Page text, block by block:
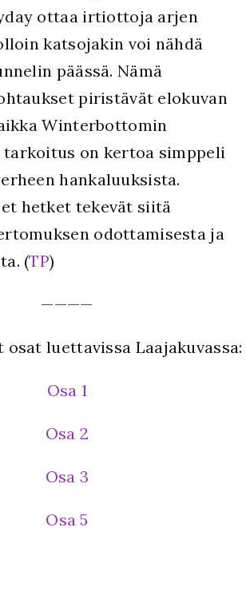
ottaa irtiottoja arjen
katsojakin voi nähdä
päässä. Nämä
piristävät elokuvan
Winterbottomin
on kertoa simppeli
hankaluuksista.
hetket tekevät siitä
odottamisesta ja
(TP)
————
luettavissa Laajakuvassa:
Osa 1
Osa 2
Osa 3
Osa 5